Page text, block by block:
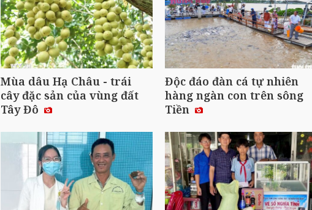
Mùa dâu Hạ Châu - trái
cây đặc sản của vùng đất
Tây Đô
Độc đáo đàn cá tự nhiên
hàng ngàn con trên sông
Tiền